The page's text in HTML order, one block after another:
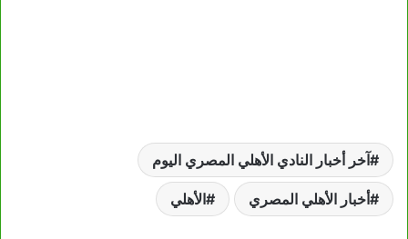
آخر أخبار النادي الأهلي المصري اليوم
أخبار الأهلي المصري الأهلي